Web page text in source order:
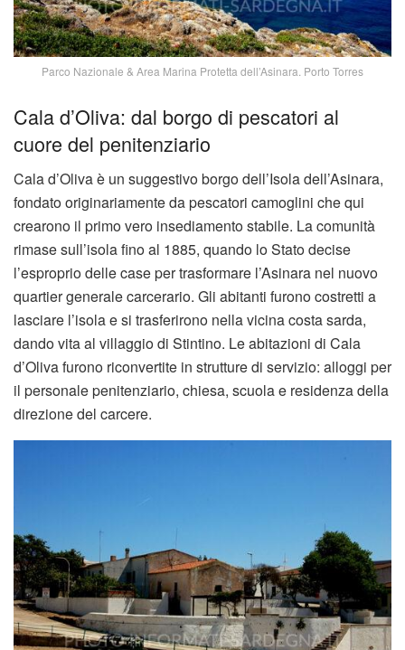
Parco Nazionale & Area Marina Protetta dell’Asinara. Porto Torres
Cala d’Oliva: dal borgo di pescatori al
cuore del penitenziario
Cala d’Oliva è un suggestivo borgo dell’Isola dell’Asinara,
fondato originariamente da pescatori camoglini che qui
crearono il primo vero insediamento stabile. La comunità
rimase sull’isola fino al 1885, quando lo Stato decise
l’esproprio delle case per trasformare l’Asinara nel nuovo
quartier generale carcerario. Gli abitanti furono costretti a
lasciare l’isola e si trasferirono nella vicina costa sarda,
dando vita al villaggio di Stintino. Le abitazioni di Cala
d’Oliva furono riconvertite in strutture di servizio: alloggi per
il personale penitenziario, chiesa, scuola e residenza della
direzione del carcere.